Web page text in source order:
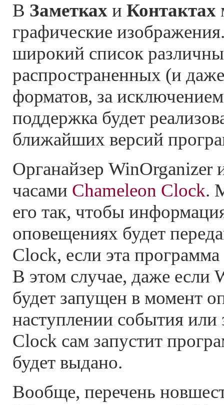
В Заметках и Контактах
графические
широкий список
распространенных (и
форматов, за
поддержка будет
ближайших версий
Органайзер WinOrganizer
часами Chameleon Clock.
его так, чтобы
оповещениях будет
Clock, если эта программа
В этом случае, даже если
будет запущен в момент
наступлении события или
Clock сам запустит
будет выдано.
Вообще, перечень